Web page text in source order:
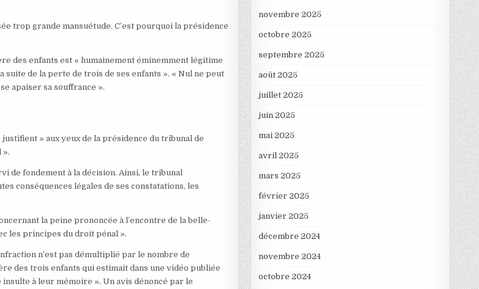
trop grande mansuétude. C’est pourquoi la présidence
des enfants est « humainement éminemment légitime
suite de la perte de trois de ses enfants ». « Nul ne peut
apaiser sa souffrance ».
» aux yeux de la présidence du tribunal de
».
de fondement à la décision. Ainsi, le tribunal
conséquences légales de ses constatations, les
la peine prononcée à l’encontre de la belle-
les principes du droit pénal ».
n’est pas démultiplié par le nombre de
des trois enfants qui estimait dans une vidéo publiée
insulte à leur mémoire ». Un avis dénoncé par le
novembre 2025
octobre 2025
septembre 2025
août 2025
juillet 2025
juin 2025
mai 2025
avril 2025
mars 2025
février 2025
janvier 2025
décembre 2024
novembre 2024
octobre 2024